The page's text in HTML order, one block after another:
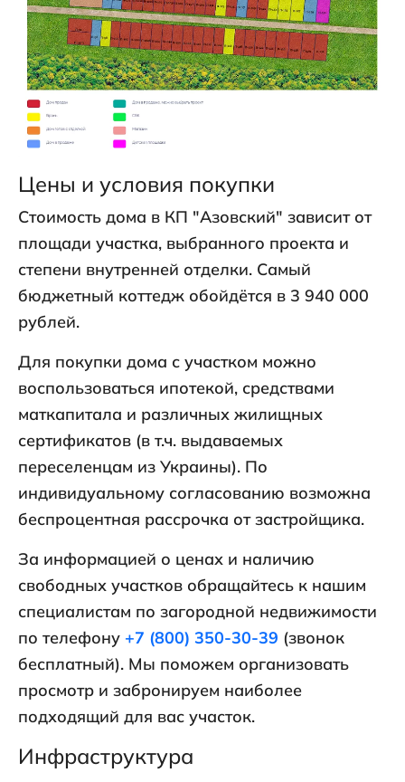
Цены и условия покупки
Стоимость дома в КП "Азовский" зависит от
площади участка, выбранного проекта и
степени внутренней отделки. Самый
бюджетный коттедж обойдётся в 3 940 000
рублей.
Для покупки дома с участком можно
воспользоваться ипотекой, средствами
маткапитала и различных жилищных
сертификатов (в т.ч. выдаваемых
переселенцам из Украины). По
индивидуальному согласованию возможна
беспроцентная рассрочка от застройщика.
За информацией о ценах и наличию
свободных участков обращайтесь к нашим
специалистам по загородной недвижимости
по телефону +7 (800) 350-30-39 (звонок
бесплатный). Мы поможем организовать
просмотр и забронируем наиболее
подходящий для вас участок.
Инфраструктура